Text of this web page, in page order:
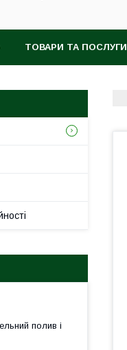
ТОВАРИ ТА ПОСЛУГИ
полив і